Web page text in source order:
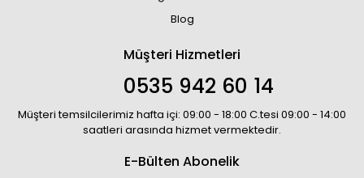
Blog
Müşteri Hizmetleri
0535 942 60 14
Müşteri temsilcilerimiz hafta içi: 09:00 - 18:00 C.tesi 09:00 - 14:00
saatleri arasında hizmet vermektedir.
E-Bülten Abonelik